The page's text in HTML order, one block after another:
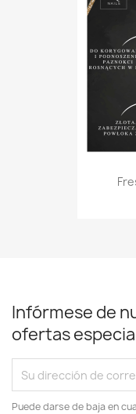
Infórmese de
ofertas
Puede darse de baja en